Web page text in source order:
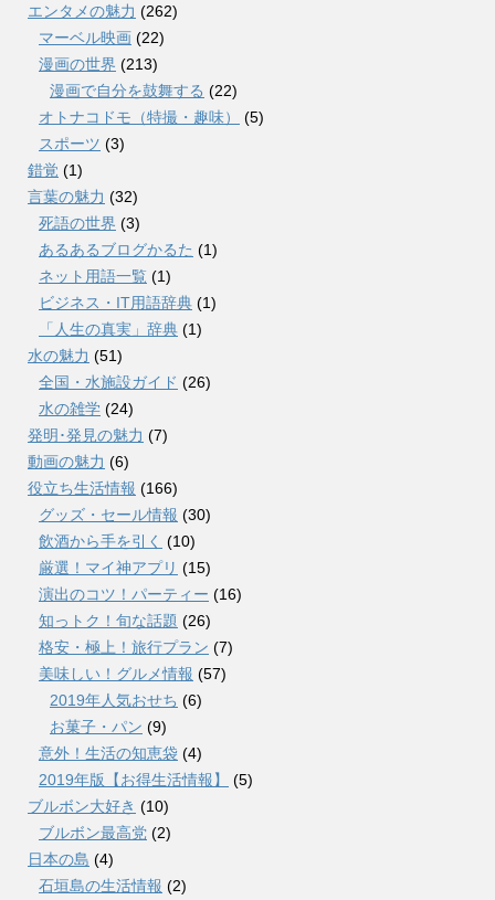
エンタメの魅力 (262)
マーベル映画 (22)
漫画の世界 (213)
漫画で自分を鼓舞する (22)
オトナコドモ（特撮・趣味）
(5)
スポーツ (3)
錯覚 (1)
言葉の魅力 (32)
死語の世界 (3)
あるあるブログかるた (1)
ネット用語一覧 (1)
ビジネス・IT用語辞典 (1)
「人生の真実」辞典 (1)
水の魅力 (51)
全国・水施設ガイド (26)
水の雑学 (24)
発明･発見の魅力 (7)
動画の魅力 (6)
役立ち生活情報 (166)
グッズ・セール情報 (30)
飲酒から手を引く (10)
厳選！マイ神アプリ (15)
演出のコツ！パーティー (16)
知っトク！旬な話題 (26)
格安・極上！旅行プラン (7)
美味しい！グルメ情報 (57)
2019年人気おせち (6)
お菓子・パン (9)
意外！生活の知恵袋 (4)
2019年版【お得生活情報】
(5)
ブルボン大好き (10)
ブルボン最高党 (2)
日本の島 (4)
石垣島の生活情報 (2)